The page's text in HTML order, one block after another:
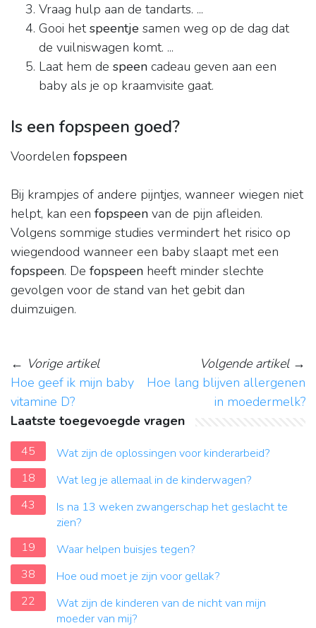
Vraag hulp aan de tandarts. ...
Gooi hetspeentje samen weg op de dag dat
de vuilniswagen komt. ...
Laat hem de speen cadeau geven aan een
baby als je op kraamvisite gaat.
Is een fopspeen goed?
Voordelen fopspeen
Bij krampjes of andere pijntjes, wanneer wiegen niet
helpt, kan een fopspeen van de pijn afleiden.
Volgens sommige studies vermindert het risico op
wiegendood wanneer een baby slaapt met een
fopspeen. De fopspeen heeft minder slechte
gevolgen voor de stand van het gebit dan
duimzuigen.
← Vorige artikel
Hoe geef ik mijn baby
vitamine D?
Volgende artikel→
Hoe lang blijven allergenen
in moedermelk?
Laatste toegevoegde vragen
45
Wat zijn de oplossingen voor kinderarbeid?
18
Wat leg je allemaal in de kinderwagen?
43
Is na 13 weken zwangerschap het geslacht te
zien?
19
Waar helpen buisjes tegen?
38
Hoe oud moet je zijn voor gellak?
22
Wat zijn de kinderen van de nicht van mijn
moeder van mij?